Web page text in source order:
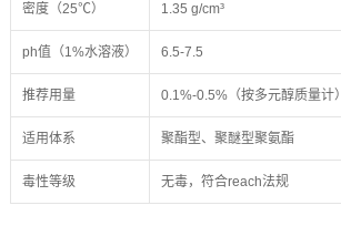
密度（25℃） 1.35 g/cm³
ph值（1%水溶液） 6.5-7.5
推荐用量 0.1%-0.5%（按多元醇质量计）
适用体系 聚酯型、聚醚型聚氨酯
毒性等级 无毒，符合reach法规